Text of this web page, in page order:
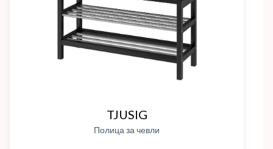
TJUSIG
Полица за чевли